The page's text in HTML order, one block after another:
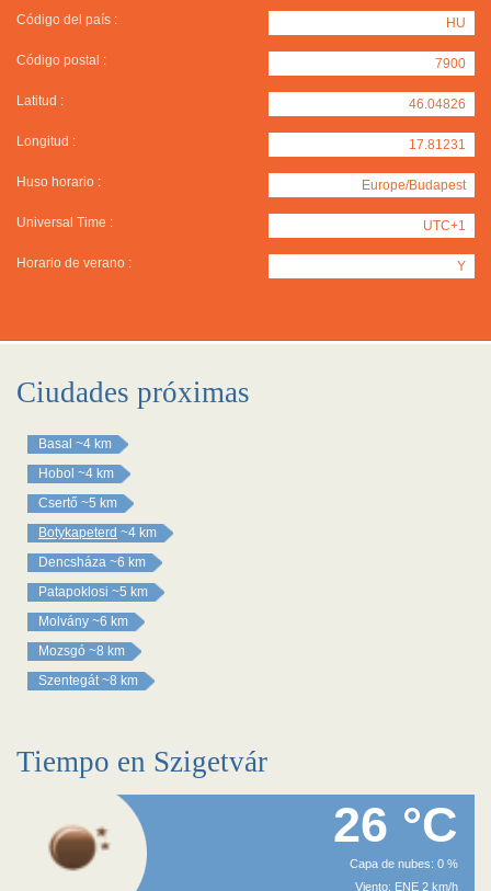
Código del país : HU
Código postal : 7900
Latitud : 46.04826
Longitud : 17.81231
Huso horario : Europe/Budapest
Universal Time : UTC+1
Horario de verano : Y
Ciudades próximas
Basal ~4 km
Hobol ~4 km
Csertő ~5 km
Botykapeterd ~4 km
Dencsháza ~6 km
Patapoklosi ~5 km
Molvány ~6 km
Mozsgó ~8 km
Szentegát ~8 km
Tiempo en Szigetvár
26 °C
Capa de nubes: 0 %
Viento: ENE 2 km/h